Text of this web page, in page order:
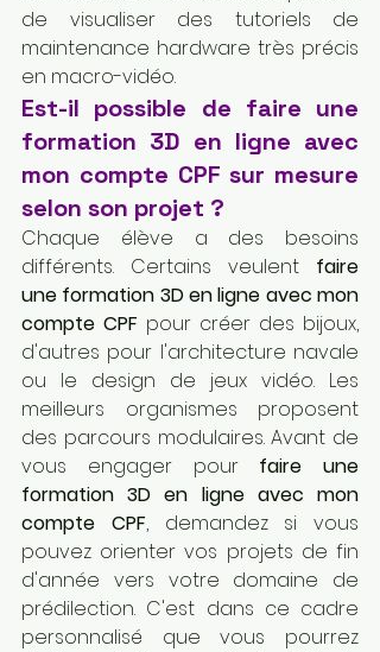
de visualiser des tutoriels de
maintenance hardware très précis
en macro-vidéo.
Est-il possible de faire une
formation 3D en ligne avec
mon compte CPF sur mesure
selon son projet ?
Chaque élève a des besoins
différents. Certains veulent faire
une formation 3D en ligne avec mon
compte CPF pour créer des bijoux,
d'autres pour l'architecture navale
ou le design de jeux vidéo. Les
meilleurs organismes proposent
des parcours modulaires. Avant de
vous engager pour faire une
formation 3D en ligne avec mon
compte CPF, demandez si vous
pouvez orienter vos projets de fin
d'année vers votre domaine de
prédilection. C'est dans ce cadre
personnalisé que vous pourrez